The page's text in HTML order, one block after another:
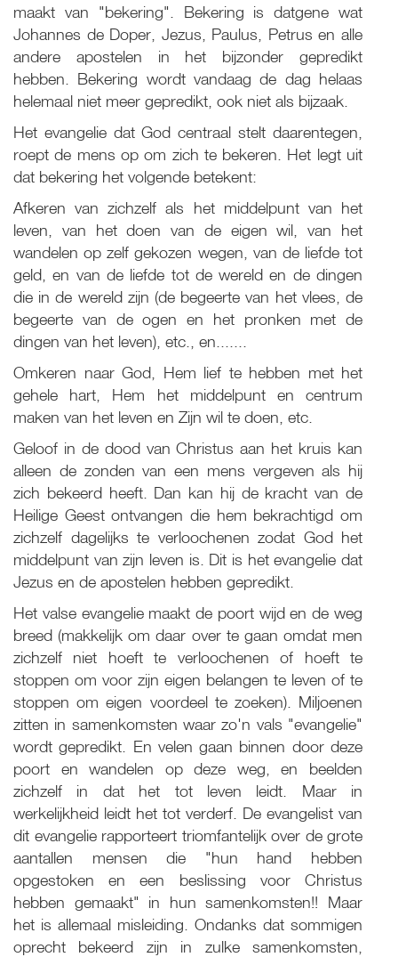
maakt van "bekering". Bekering is datgene wat
Johannes de Doper, Jezus, Paulus, Petrus en alle
andere apostelen in het bijzonder gepredikt
hebben. Bekering wordt vandaag de dag helaas
helemaal niet meer gepredikt, ook niet als bijzaak.
Het evangelie dat God centraal stelt daarentegen,
roept de mens op om zich te bekeren. Het legt uit
dat bekering het volgende betekent:
Afkeren van zichzelf als het middelpunt van het
leven, van het doen van de eigen wil, van het
wandelen op zelf gekozen wegen, van de liefde tot
geld, en van de liefde tot de wereld en de dingen
die in de wereld zijn (de begeerte van het vlees, de
begeerte van de ogen en het pronken met de
dingen van het leven), etc., en.......
Omkeren naar God, Hem lief te hebben met het
gehele hart, Hem het middelpunt en centrum
maken van het leven en Zijn wil te doen, etc.
Geloof in de dood van Christus aan het kruis kan
alleen de zonden van een mens vergeven als hij
zich bekeerd heeft. Dan kan hij de kracht van de
Heilige Geest ontvangen die hem bekrachtigd om
zichzelf dagelijks te verloochenen zodat God het
middelpunt van zijn leven is. Dit is het evangelie dat
Jezus en de apostelen hebben gepredikt.
Het valse evangelie maakt de poort wijd en de weg
breed (makkelijk om daar over te gaan omdat men
zichzelf niet hoeft te verloochenen of hoeft te
stoppen om voor zijn eigen belangen te leven of te
stoppen om eigen voordeel te zoeken). Miljoenen
zitten in samenkomsten waar zo'n vals "evangelie"
wordt gepredikt. En velen gaan binnen door deze
poort en wandelen op deze weg, en beelden
zichzelf in dat het tot leven leidt. Maar in
werkelijkheid leidt het tot verderf. De evangelist van
dit evangelie rapporteert triomfantelijk over de grote
aantallen mensen die "hun hand hebben
opgestoken en een beslissing voor Christus
hebben gemaakt" in hun samenkomsten!! Maar
het is allemaal misleiding. Ondanks dat sommigen
oprecht bekeerd zijn in zulke samenkomsten,